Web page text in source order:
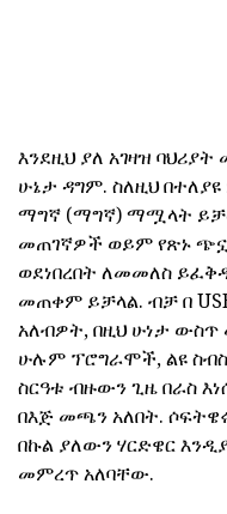
እንደዚህ ያለ አገዛዝ
ሁኔታ ዳግም. ስለዚህ
ማግኛ (ማግኛ) ማሟላት
መጠገኛዎች ወይም የጽኑ
ወደነበረበት ለመመለስ
መጠቀም ይቻላል. ብቻ በ
አለብዎት, በዚህ ሁነታ ውስጥ
ሁሉም ፕሮግራሞች, ልዩ
ስርዓቱ ብዙውን ጊዜ በራስ
በእጅ መጫን አለበት.
በኩል ያለውን ሃርድዌር
መምረጥ አለባቸው.